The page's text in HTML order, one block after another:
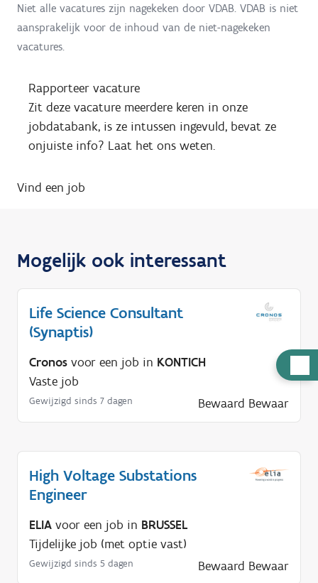
u
l
p
Niet alle vacatures zijn nagekeken door VDAB. VDAB is niet
aansprakelijk voor de inhoud van de niet-nagekeken
vacatures.
Rapporteer vacature
Zit deze vacature meerdere keren in onze
jobdatabank, is ze intussen ingevuld, bevat ze
onjuiste info? Laat het ons weten.
Vind een job
Mogelijk ook interessant
Life Science Consultant
(Synaptis)
Cronos voor een job in KONTICH
Vaste job
Gewijzigd sinds 7 dagen Bewaard Bewaar
High Voltage Substations
Engineer
ELIA voor een job in BRUSSEL
Tijdelijke job (met optie vast)
Gewijzigd sinds 5 dagen Bewaard Bewaar